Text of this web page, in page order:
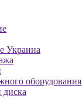
Украина
oбopудoвaния
диcкa